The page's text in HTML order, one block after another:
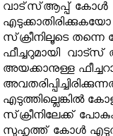
വാട്‌സ്ആപ്പ് കോൾ
സ്‌ക്രീനിലൂടെ
ഫീച്ചറുമായി
അയക്കാനുള്ള
എടുത്തില്ലെങ്കില്‍
സ്‌ക്രീനിലേക്ക്